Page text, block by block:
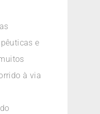
e
à via